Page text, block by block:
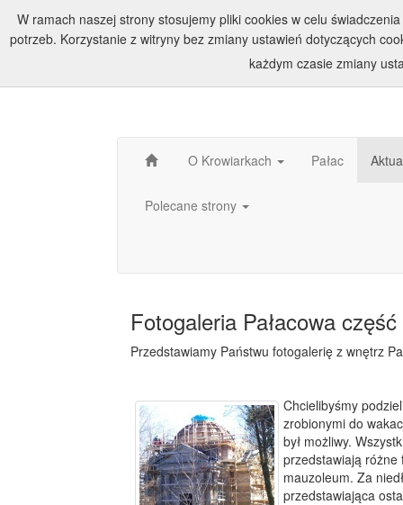
O Krowiarkach Pałac
Polecane strony
Fotogaleria Pałacowa
Przedstawiamy Państwu fotogalerię z wnętrz
Chcielibyśmy
zrobionymi do
był możliwy.
przedstawiają różne
mauzoleum. Za
przedstawiająca
W ramach naszej strony stosujemy pliki cookies w celu
potrzeb. Korzystanie z witryny bez zmiany ustawień dotyczących
każdym czasie zmiany